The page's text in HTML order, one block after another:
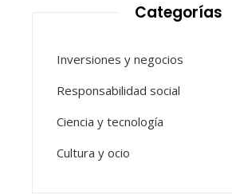
Categorías
Inversiones y negocios
Responsabilidad social
Ciencia y tecnología
Cultura y ocio